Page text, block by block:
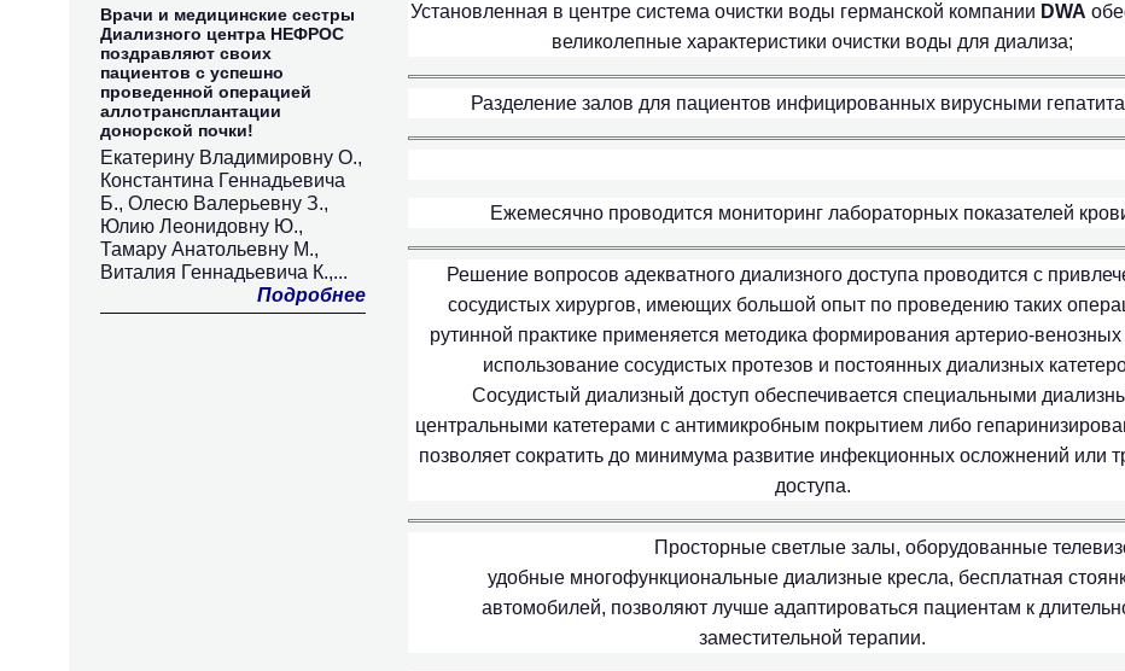
Установленная в центре система очистки воды германской компании DWA
великолепные характеристики очистки воды для диализа;
Разделение залов для пациентов инфицированных вирусными
Ежемесячно проводится мониторинг лабораторных показателей
Решение вопросов адекватного диализного доступа проводится с
сосудистых хирургов, имеющих большой опыт по проведению таких
рутинной практике применяется методика формирования артерио-
использование сосудистых протезов и постоянных диализных
Сосудистый диализный доступ обеспечивается специальными
центральными катетерами с антимикробным покрытием либо
позволяет сократить до минимума развитие инфекционных осложнений или
доступа.
Просторные светлые залы, оборудованные
удобные многофункциональные диализные кресла, бесплатная
автомобилей, позволяют лучше адаптироваться пациентам к
заместительной терапии.
Врачи и медицинские сестры
Диализного центра НЕФРОС
поздравляют своих
пациентов с успешно
проведенной операцией
аллотрансплантации
донорской почки!
Екатерину Владимировну О.,
Константина Геннадьевича
Б., Олесю Валерьевну З.,
Юлию Леонидовну Ю.,
Тамару Анатольевну М.,
Виталия Геннадьевича К.,...
Подробнее